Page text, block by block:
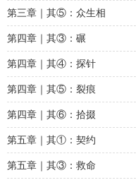
第三章｜其⑤：众生相
第四章｜其③：碾
第四章｜其④：探针
第四章｜其⑤：裂痕
第四章｜其⑥：拾掇
第五章｜其①：契约
第五章｜其③：救命